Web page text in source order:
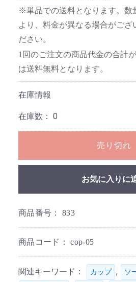
※単品での送料となります。数
より、料金が異なる場合がござ
ださい。
1回のご注文の商品代金の合計が
は送料無料となります。
在庫情報
在庫数： 0
売り切れ
お気に入りに
商品番号： 833
商品コード：cop-05
関連キーワード： カップ , ソ